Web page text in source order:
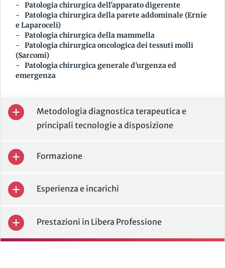
Patologia chirurgica dell'apparato digerente
Patologia chirurgica della parete addominale (Ernie
e Laparoceli)
Patologia chirurgica della mammella
Patologia chirurgica oncologica dei tessuti molli
(Sarcomi)
Patologia chirurgica generale d'urgenza ed
emergenza
Metodologia diagnostica terapeutica e
principali tecnologie a disposizione
Formazione
Esperienza e incarichi
Prestazioni in Libera Professione